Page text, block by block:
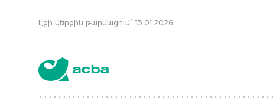
Էջի վերջին թարմացում՝ 13.01.2026